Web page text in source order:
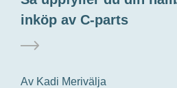
inköp av C-parts
Av Kadi Merivälja